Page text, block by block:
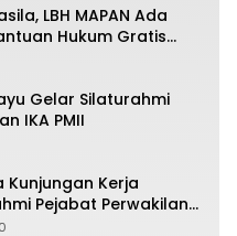
LBH MAPAN Ada
Hukum Gratis
Mampu
Gelar Silaturahmi
IKA PMII
Kunjungan Kerja
Pejabat Perwakilan
Riau
0